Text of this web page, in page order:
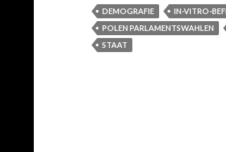
DEMOGRAFIE IN-VITRO-
POLEN PARLAMENTSWAHLEN
STAAT